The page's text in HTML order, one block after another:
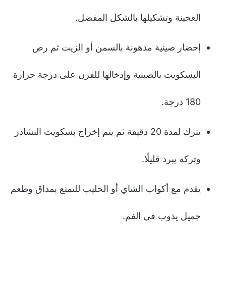
العجينة وتشكيلها بالشكل المفضل.
إحضار صينية مدهونة بالسمن أو الزيت ثم رص
البسكويت بالصينية وإدخالها للفرن على درجة حرارة
180 درجة.
تترك لمدة 20 دقيقة ثم يتم إخراج بسكويت النشادر
وتركه يبرد قليلًا.
يقدم مع أكواب الشاي أو الحليب للتمتع بمذاق وطعم
جميل يذوب في الفم.